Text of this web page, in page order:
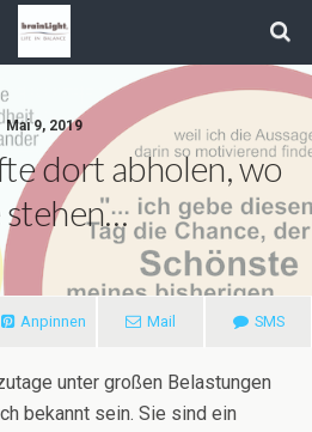
Mai 9, 2019
dort abholen, wo
stehen…
Anpinnen Mail SMS
unter großen Belastungen
bekannt sein. Sie sind ein